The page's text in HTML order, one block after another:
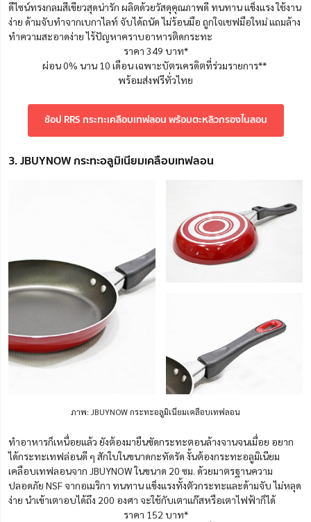
ดีไซน์ทรงกลมสีเขียวสุดน่ารัก ผลิตด้วยวัสดุคุณภาพดี ทนทาน แข็งแรง ใช้งาน
ง่าย ด้ามจับทำจากเบกาไลท์ จับได้ถนัด ไม่ร้อนมือ ถูกใจเชฟมือใหม่ แถมล้าง
ทำความสะอาดง่าย ไร้ปัญหาคราบอาหารติดกระทะ
ราคา 349 บาท*
ผ่อน 0% นาน 10 เดือน เฉพาะบัตรเครดิตที่ร่วมรายการ**
พร้อมส่งฟรีทั่วไทย
ช้อป RRS กระทะเคลือบเทฟลอน พร้อมตะหลิวกรองไนลอน
3. JBUYNOW กระทะอลูมิเนียมเคลือบเทฟลอน
ภาพ: JBUYNOW กระทะอลูมิเนียมเคลือบเทฟลอน
ทำอาหารก็เหนื่อยแล้ว ยังต้องมายืนขัดกระทะตอนล้างจานจนเมื่อย อยาก
ได้กระทะเทฟล่อนดี ๆ สักใบในขนาดกะทัดรัด งั้นต้องกระทะอลูมิเนียม
เคลือบเทฟลอนจาก JBUYNOW ในขนาด 20 ซม. ด้วยมาตรฐานความ
ปลอดภัย NSF จากอเมริกา ทนทาน แข็งแรงทั้งตัวกระทะและด้ามจับ ไม่หลุด
ง่าย นำเข้าเตาอบได้ถึง 200 องศา จะใช้กับเตาแก๊สหรือเตาไฟฟ้าก็ได้
ราคา 152 บาท*